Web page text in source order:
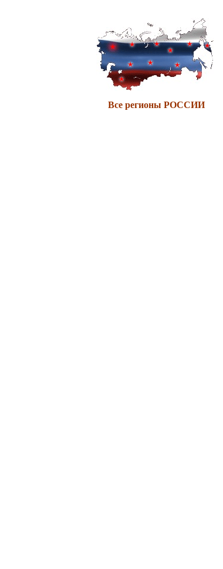
Все регионы РОССИИ